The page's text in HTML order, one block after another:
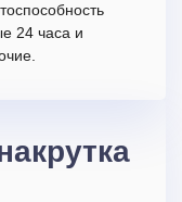
24 часа и